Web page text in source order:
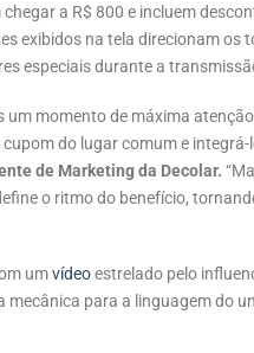
a R$ 800 e incluem
exibidos na tela direcionam os
especiais durante a
um momento de máxima
do lugar comum e
de Marketing da Decolar.
o ritmo do benefício,
umvídeoestrelado pelo
para a linguagem do